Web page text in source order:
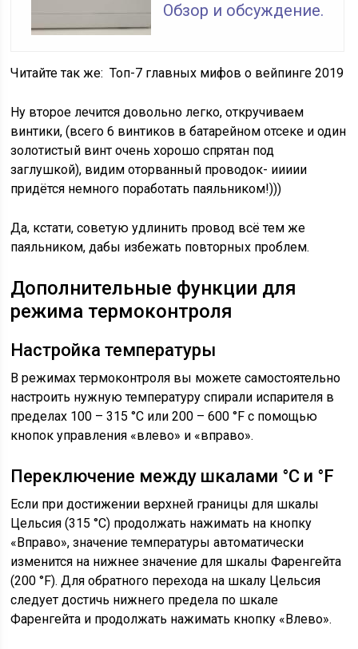
Обзор и обсуждение.
Читайте так же: Топ-7 главных мифов о вейпинге 2019
Ну второе лечится довольно легко, откручиваем
винтики, (всего 6 винтиков в батарейном отсеке и один
золотистый винт очень хорошо спрятан под
заглушкой), видим оторванный проводок- иииии
придётся немного поработать паяльником!)))
Да, кстати, советую удлинить провод всё тем же
паяльником, дабы избежать повторных проблем.
Дополнительные функции для
режима термоконтроля
Настройка температуры
В режимах термоконтроля вы можете самостоятельно
настроить нужную температуру спирали испарителя в
пределах 100 – 315 °С или 200 – 600 °F с помощью
кнопок управления «влево» и «вправо».
Переключение между шкалами °С и °F
Если при достижении верхней границы для шкалы
Цельсия (315 °С) продолжать нажимать на кнопку
«Вправо», значение температуры автоматически
изменится на нижнее значение для шкалы Фаренгейта
(200 °F). Для обратного перехода на шкалу Цельсия
следует достичь нижнего предела по шкале
Фаренгейта и продолжать нажимать кнопку «Влево».